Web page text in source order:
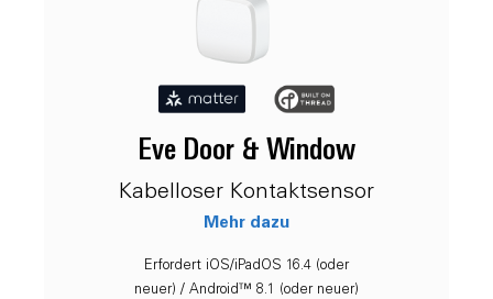
Eve Door & Window
Kabelloser Kontaktsensor
Mehr dazu
Erfordert iOS/iPadOS 16.4 (oder
neuer) / Android™ 8.1 (oder neuer)